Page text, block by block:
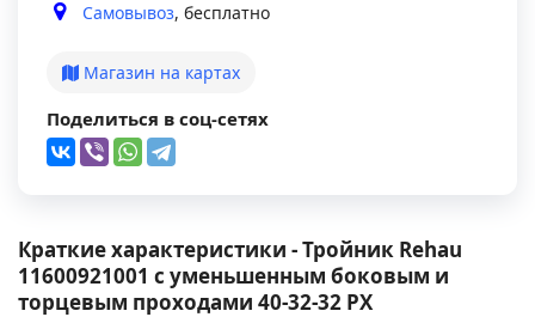
Самовывоз, бесплатно
Магазин на картах
Поделиться в соц-сетях
Краткие характеристики - Тройник Rehau
11600921001 с уменьшенным боковым и
торцевым проходами 40-32-32 PX